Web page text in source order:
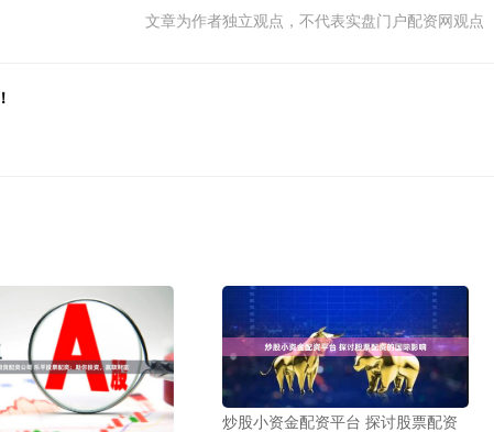
文章为作者独立观点，不代表实盘门户配资网观点
炒股小资金配资平台 探讨股票配资